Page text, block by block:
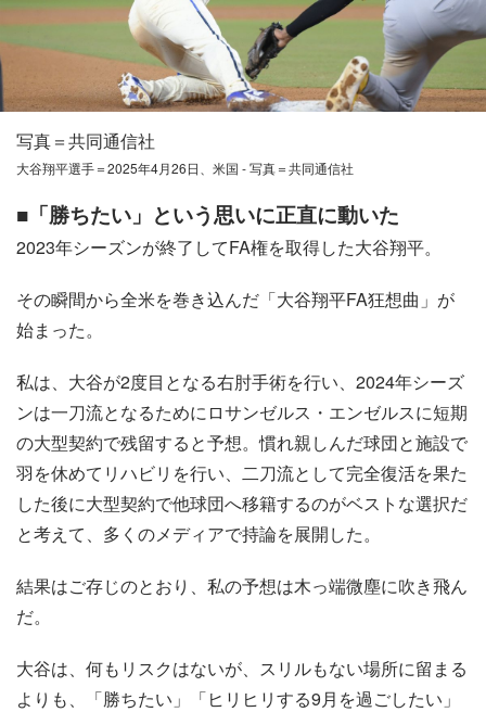
写真＝共同通信社
大谷翔平選手＝2025年4月26日、米国 - 写真＝共同通信社
■「勝ちたい」という思いに正直に動いた
2023年シーズンが終了してFA権を取得した大谷翔平。
その瞬間から全米を巻き込んだ「大谷翔平FA狂想曲」が
始まった。
私は、大谷が2度目となる右肘手術を行い、2024年シーズ
ンは一刀流となるためにロサンゼルス・エンゼルスに短期
の大型契約で残留すると予想。慣れ親しんだ球団と施設で
羽を休めてリハビリを行い、二刀流として完全復活を果た
した後に大型契約で他球団へ移籍するのがベストな選択だ
と考えて、多くのメディアで持論を展開した。
結果はご存じのとおり、私の予想は木っ端微塵に吹き飛ん
だ。
大谷は、何もリスクはないが、スリルもない場所に留まる
よりも、「勝ちたい」「ヒリヒリする9月を過ごしたい」